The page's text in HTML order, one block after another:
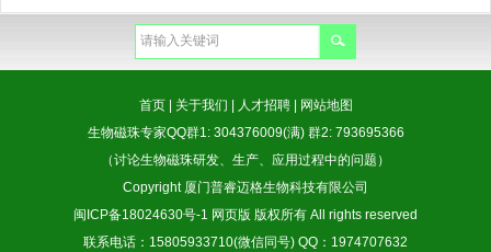
首页| 关于我们 | 人才招聘| 网站地图
生物磁珠专家QQ群1: 304376009(满) 群2: 793695366
（讨论生物磁珠研发、生产、应用过程中的问题）
Copyright 厦门普睿迈格生物科技有限公司
闽ICP备18024630号-1 网页版 版权所有 All rights reserved
联系电话：15805933710(微信同号) QQ：1974707632